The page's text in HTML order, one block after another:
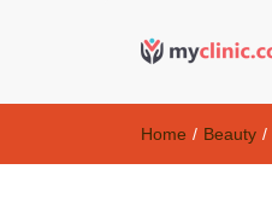
Home / Beauty /